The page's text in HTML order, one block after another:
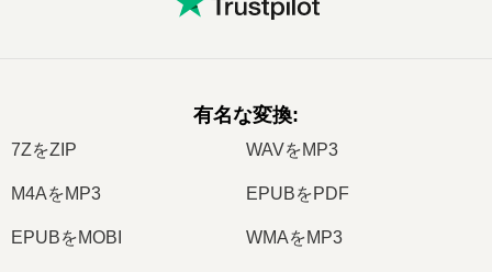
有名な変換:
7ZをZIP WAVをMP3
M4AをMP3 EPUBをPDF
EPUBをMOBI WMAをMP3